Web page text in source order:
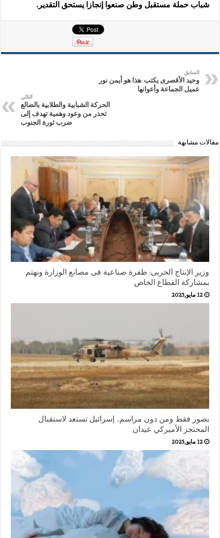
شباب حملة مستقبل وطن صنعوا إنجازا يستحق التقدير.
السابق
وحيد الأقصرى يكتب :هذا هو أيمن نور
عميل الجماعة وأعوانها
التالي
الحركة الشبابية والطلابية بالضالع
تحذر من وعود وهمية تهدف إلى
ضرب ثورة الجنوب
مقالات مشابهة
وزير الإنتاج الحربى: طفرة صناعية فى مصانع الوزارة ونهتم
بمشاركة القطاع الخاص
12 مايو,2025
بصور فقط ومن دون مراسم.. إسرائيل تستعد لاستقبال
المحتجز الأميركي عيدان
12 مايو,2025